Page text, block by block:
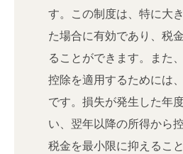
す。この制度は、特に大
た場合に有効であり、税
ることができます。また
控除を適用するためには
です。損失が発生した年
い、翌年以降の所得から
税金を最小限に抑えるこ